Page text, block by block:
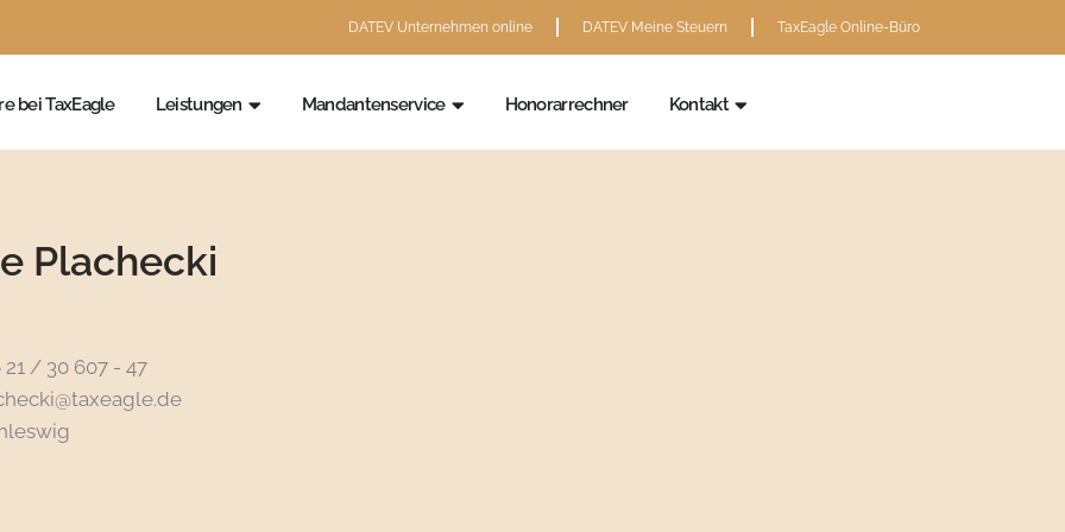
DATEV Unternehmen online DATEV Meine Steuern TaxEagle Online-Büro
uns
bei TaxEagle Leistungen Öffne Leistungen
Mandantenservice Öffne Mandantenservice
Honorarrechner Kontakt Öffne Kontakt
Plachecki
21 / 30 607 - 47